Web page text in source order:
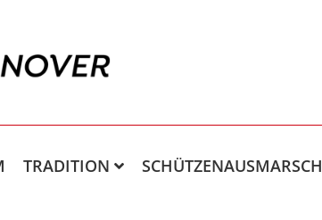
TRADITION SCHÜTZENAUSMARSCH